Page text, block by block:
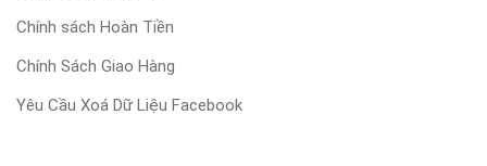
Chính sách Hoàn Tiền
Chính Sách Giao Hàng
Yêu Cầu Xoá Dữ Liệu Facebook